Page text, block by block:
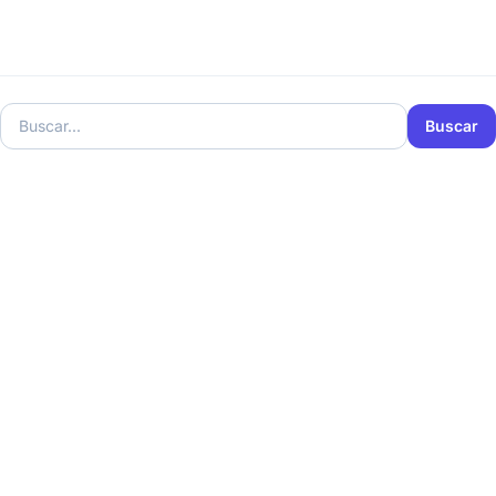
Buscar